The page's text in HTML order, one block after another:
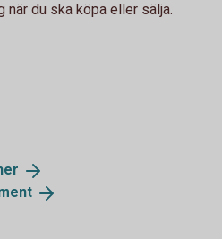
du ska köpa eller sälja.